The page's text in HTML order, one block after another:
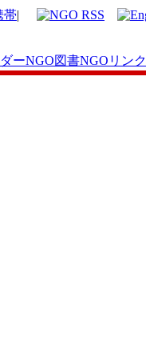
帯|
ーNGO図書NGOリンク